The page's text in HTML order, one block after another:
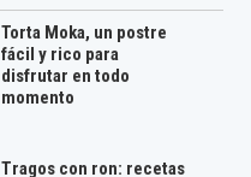
Torta Moka, un postre
fácil y rico para
disfrutar en todo
momento
Tragos con ron: recetas